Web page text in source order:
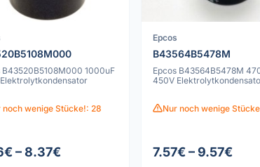
B43520B5108M000 1000uF
noch wenige Stücke!: 28
– 8.37€
Epcos
B43564B5478M
Epcos B43564B5478M
450V
Nur noch wenige
7.57€ – 9.57€